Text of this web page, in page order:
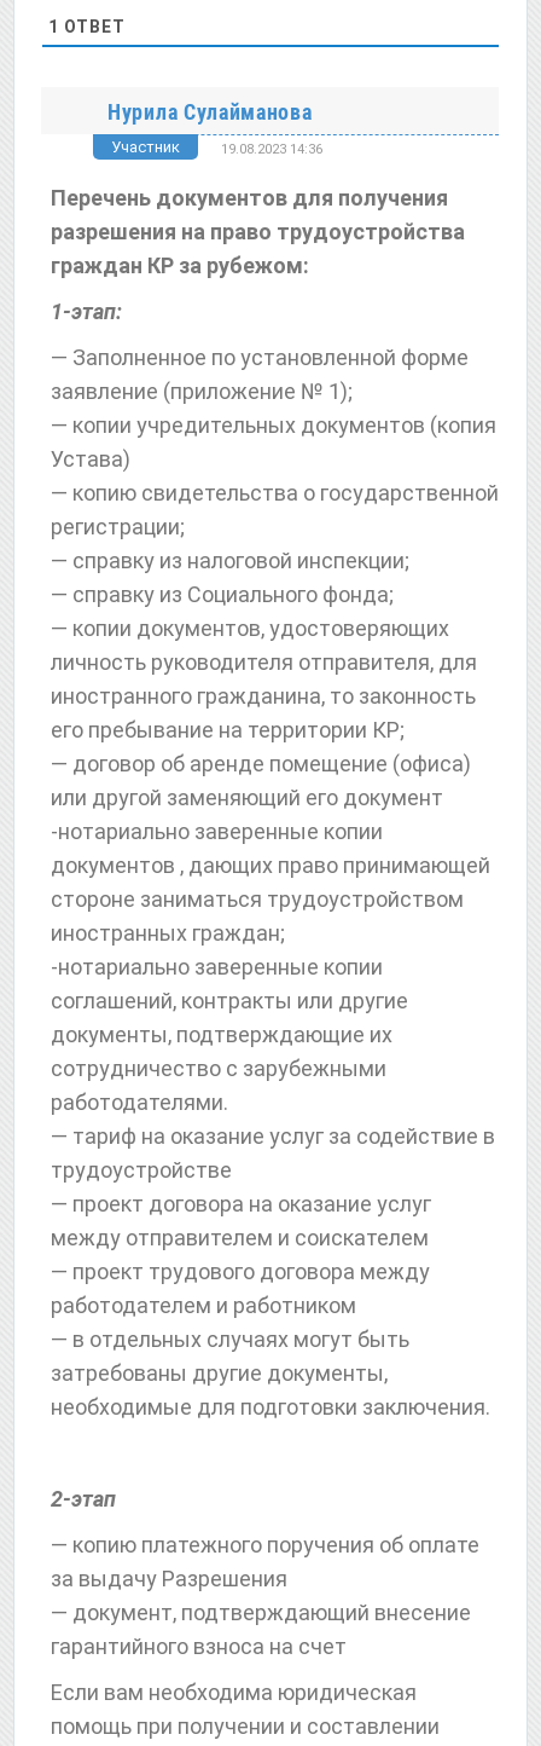
1 ОТВЕТ
Нурила Сулайманова
Участник 19.08.2023 14:36
Перечень документов для получения
разрешения на право трудоустройства
граждан КР за рубежом:
1-этап:
— Заполненное по установленной форме
заявление (приложение № 1);
— копии учредительных документов (копия
Устава)
— копию свидетельства о государственной
регистрации;
— справку из налоговой инспекции;
— справку из Социального фонда;
— копии документов, удостоверяющих
личность руководителя отправителя, для
иностранного гражданина, то законность
его пребывание на территории КР;
— договор об аренде помещение (офиса)
или другой заменяющий его документ
-нотариально заверенные копии
документов , дающих право принимающей
стороне заниматься трудоустройством
иностранных граждан;
-нотариально заверенные копии
соглашений, контракты или другие
документы, подтверждающие их
сотрудничество с зарубежными
работодателями.
— тариф на оказание услуг за содействие в
трудоустройстве
— проект договора на оказание услуг
между отправителем и соискателем
— проект трудового договора между
работодателем и работником
— в отдельных случаях могут быть
затребованы другие документы,
необходимые для подготовки заключения.
2-этап
— копию платежного поручения об оплате
за выдачу Разрешения
— документ, подтверждающий внесение
гарантийного взноса на счет
Если вам необходима юридическая
помощь при получении и составлении